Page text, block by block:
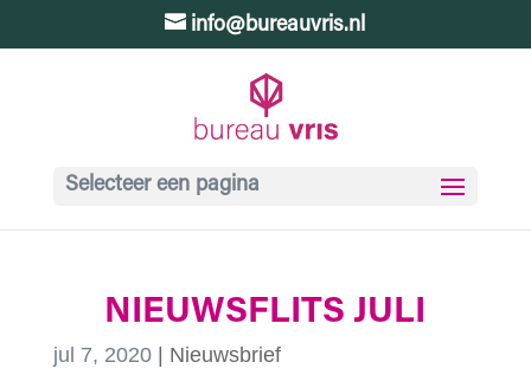
info@bureauvris.nl
Selecteer een pagina
NIEUWSFLITS JULI
jul 7, 2020| Nieuwsbrief